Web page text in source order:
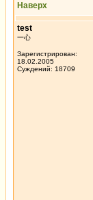
Наверх
test
一心
Зарегистрирован:
18.02.2005
Суждений: 18709